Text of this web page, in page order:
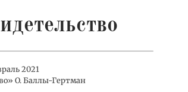
2021
О. Баллы-Гертман